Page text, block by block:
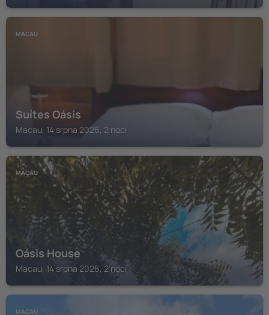
MACAU
Suítes Oásis
Macau, 14 srpna 2026, 2 noci
MACAU
Oásis House
Macau, 14 srpna 2026, 2 noci
MACAU